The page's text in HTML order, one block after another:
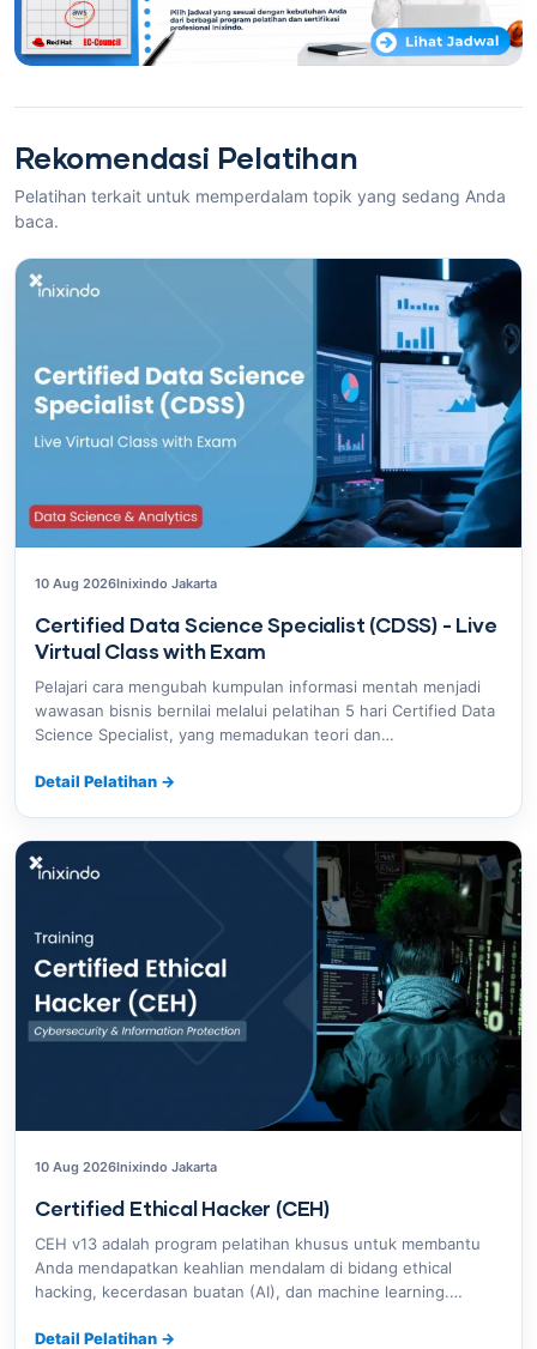
Rekomendasi Pelatihan
Pelatihan terkait untuk memperdalam topik yang sedang Anda
baca.
10 Aug 2026Inixindo Jakarta
Certified Data Science Specialist (CDSS) - Live
Virtual Class with Exam
Pelajari cara mengubah kumpulan informasi mentah menjadi
wawasan bisnis bernilai melalui pelatihan 5 hari Certified Data
Science Specialist, yang memadukan teori dan…
Detail Pelatihan →
10 Aug 2026Inixindo Jakarta
Certified Ethical Hacker (CEH)
CEH v13 adalah program pelatihan khusus untuk membantu
Anda mendapatkan keahlian mendalam di bidang ethical
hacking, kecerdasan buatan (AI), dan machine learning.…
Detail Pelatihan →